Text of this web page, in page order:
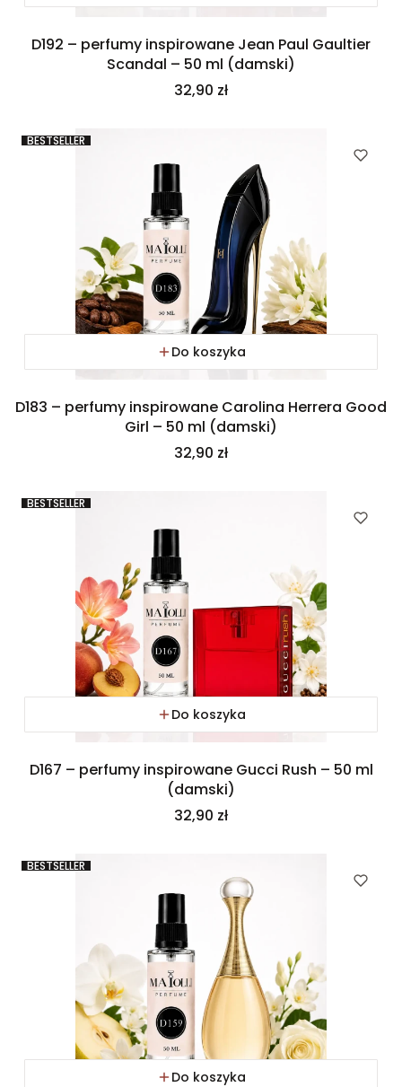
D192 – perfumy inspirowane Jean Paul Gaultier
Scandal – 50 ml (damski)
Cena
32,90 zł
BESTSELLER
Do koszyka
D183 – perfumy inspirowane Carolina Herrera Good
Girl – 50 ml (damski)
Cena
32,90 zł
BESTSELLER
Do koszyka
D167 – perfumy inspirowane Gucci Rush – 50 ml
(damski)
Cena
32,90 zł
BESTSELLER
Do koszyka